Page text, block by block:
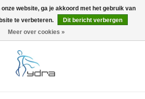
0 Artikelen - €0,00
website, ga je akkoord met het gebruik van
te verbeteren.
Dit bericht verbergen
Meer over cookies »